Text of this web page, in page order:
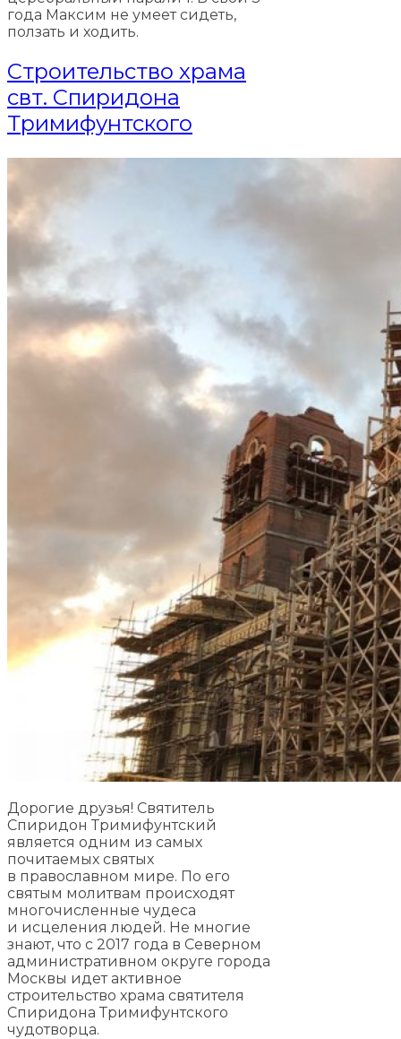
года Максим не умеет сидеть,
ползать и ходить.
Строительство храма
свт. Спиридона
Тримифунтского
Дорогие друзья! Святитель
Спиридон Тримифунтский
является одним из самых
почитаемых святых
в православном мире. По его
святым молитвам происходят
многочисленные чудеса
и исцеления людей. Не многие
знают, что с 2017 года в Северном
административном округе города
Москвы идет активное
строительство храма святителя
Спиридона Тримифунтского
чудотворца.